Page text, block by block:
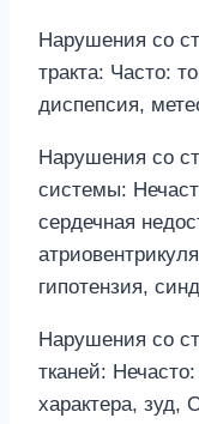
Нарушения со
тракта: Часто:
диспепсия,
Нарушения со
системы:
сердечная
гипотензия,
Нарушения со
тканей:
характера, зуд,